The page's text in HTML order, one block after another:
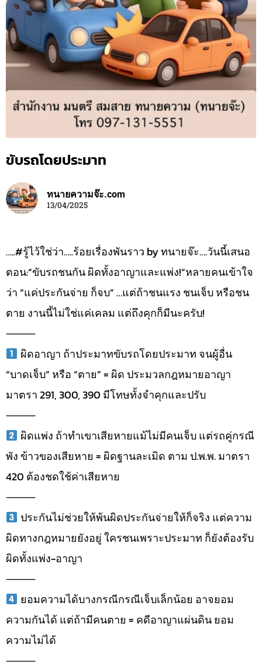
ขับรถโดยประมาท
ทนายความจ๊ะ.com
13/04/2025
…..#รู้ไว้ใช่ว่า…..ร้อยเรื่องพันราว by ทนายจ๊ะ….วันนี้เสนอ
ตอน:“ขับรถชนกัน ผิดทั้งอาญาและแพ่ง!”หลายคนเข้าใจ
ว่า “แค่ประกันจ่าย ก็จบ” …แต่ถ้าชนแรง ชนเจ็บ หรือชน
ตาย งานนี้ไม่ใช่แค่เคลม แต่ถึงคุกก็มีนะครับ!
⸻
ผิดอาญา ถ้าประมาทขับรถโดยประมาท จนผู้อื่น
“บาดเจ็บ” หรือ “ตาย” = ผิด ประมวลกฎหมายอาญา
มาตรา 291, 300, 390 มีโทษทั้งจำคุกและปรับ
⸻
ผิดแพ่ง ถ้าทำเขาเสียหายแม้ไม่มีคนเจ็บ แต่รถคู่กรณี
พัง ข้าวของเสียหาย = ผิดฐานละเมิด ตาม ป.พ.พ. มาตรา
420 ต้องชดใช้ค่าเสียหาย
⸻
ประกันไม่ช่วยให้พ้นผิดประกันจ่ายให้ก็จริง แต่ความ
ผิดทางกฎหมายยังอยู่ ใครชนเพราะประมาท ก็ยังต้องรับ
ผิดทั้งแพ่ง-อาญา
⸻
ยอมความได้บางกรณีกรณีเจ็บเล็กน้อย อาจยอม
ความกันได้ แต่ถ้ามีคนตาย = คดีอาญาแผ่นดิน ยอม
ความไม่ได้
⸻